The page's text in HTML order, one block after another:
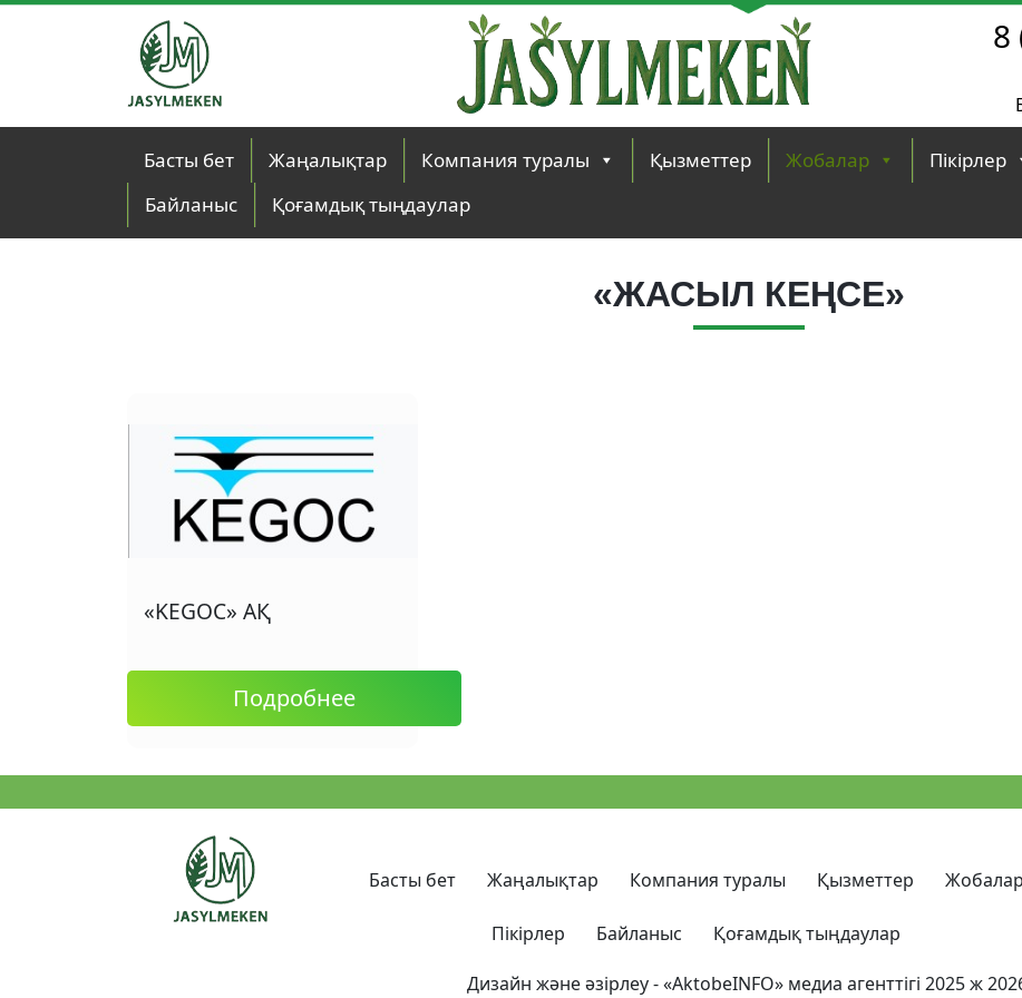
Skip to main content
8
Басты бет Жаңалықтар Компания туралы Қызметтер Жобалар
Пікірлер
Байланыс
Қоғамдық тыңдаулар
«ЖАСЫЛ КЕҢСЕ»
«KEGOC» АҚ
Подробнее
Басты бет Жаңалықтар Компания туралы Қызметтер Жобалар
Пікірлер Байланыс Қоғамдық тыңдаулар
Дизайн және әзірлеу -«AktobeINFO» медиа агенттігі 2025 ж